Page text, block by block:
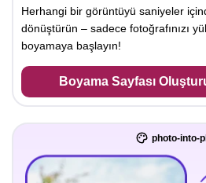
Herhangi bir görüntüyü saniyeler
dönüştürün – sadece fotoğrafınızı
boyamaya başlayın!
Boyama Sayfası
photo-into-